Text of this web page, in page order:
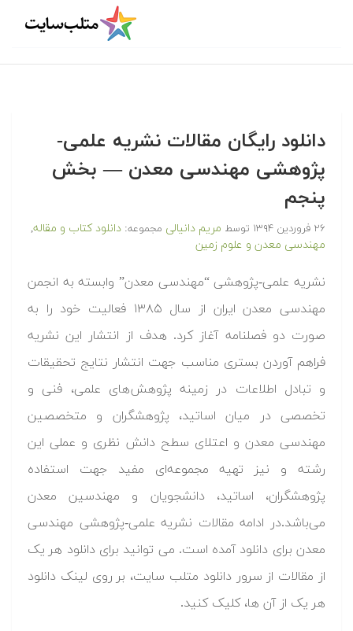
دانلود رایگان مقالات نشریه علمی-
پژوهشی مهندسی معدن — بخش
پنجم
۲۶ فروردین ۱۳۹۴ توسط مریم دانیالی مجموعه: دانلود کتاب و مقاله,
مهندسی معدن و علوم زمین
نشریه علمی-پژوهشی “مهندسی معدن” وابسته به انجمن
مهندسی معدن ایران از سال ۱۳۸۵ فعالیت خود را به
صورت دو فصلنامه آغاز کرد. هدف از انتشار این نشریه
فراهم آوردن بستری مناسب جهت انتشار نتایج تحقیقات
و تبادل اطلاعات در زمینه پژوهش‌های علمی، فنی و
تخصصی در میان اساتید، پژوهشگران و متخصصین
مهندسی معدن و اعتلای سطح دانش نظری و عملی این
رشته و نیز تهیه مجموعه‌ای مفید جهت استفاده
پژوهشگران، اساتید، دانشجویان و مهندسین معدن
می‌باشد.در ادامه مقالات نشریه علمی-پژوهشی مهندسی
معدن برای دانلود آمده است. می توانید برای دانلود هر یک
از مقالات از سرور دانلود متلب سایت، بر روی لینک دانلود
هر یک از آن ها، کلیک کنید.